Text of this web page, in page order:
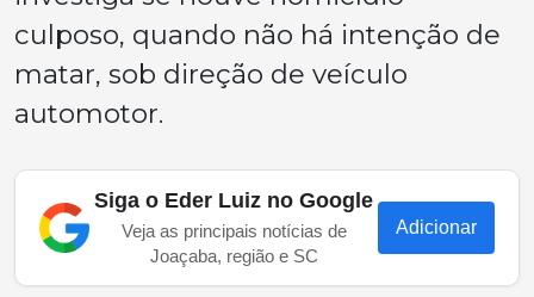
culposo, quando não há intenção de
matar, sob direção de veículo
automotor.
Siga o Eder Luiz no Google
Veja as principais notícias de
Joaçaba, região e SC
Adicionar